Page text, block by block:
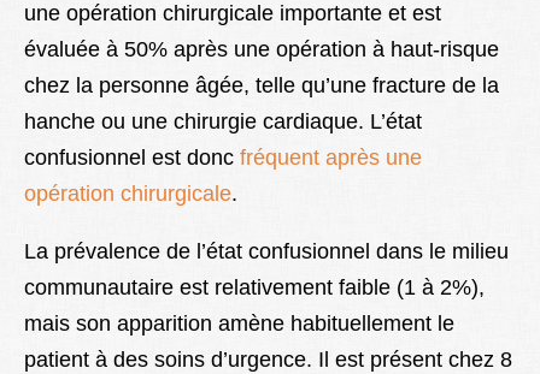
une opération chirurgicale importante et est
évaluée à 50% après une opération à haut-risque
chez la personne âgée, telle qu’une fracture de la
hanche ou une chirurgie cardiaque. L’état
confusionnel est donc fréquent après une
opération chirurgicale.
La prévalence de l’état confusionnel dans le milieu
communautaire est relativement faible (1 à 2%),
mais son apparition amène habituellement le
patient à des soins d’urgence. Il est présent chez 8